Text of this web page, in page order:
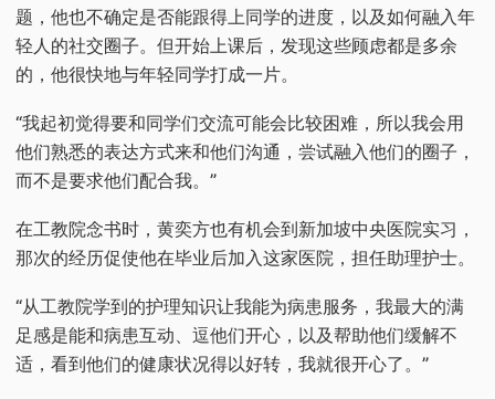
题，他也不确定是否能跟得上同学的进度，以及如何融入年
轻人的社交圈子。但开始上课后，发现这些顾虑都是多余
的，他很快地与年轻同学打成一片。
“我起初觉得要和同学们交流可能会比较困难，所以我会用
他们熟悉的表达方式来和他们沟通，尝试融入他们的圈子，
而不是要求他们配合我。”
在工教院念书时，黄奕方也有机会到新加坡中央医院实习，
那次的经历促使他在毕业后加入这家医院，担任助理护士。
“从工教院学到的护理知识让我能为病患服务，我最大的满
足感是能和病患互动、逗他们开心，以及帮助他们缓解不
适，看到他们的健康状况得以好转，我就很开心了。”